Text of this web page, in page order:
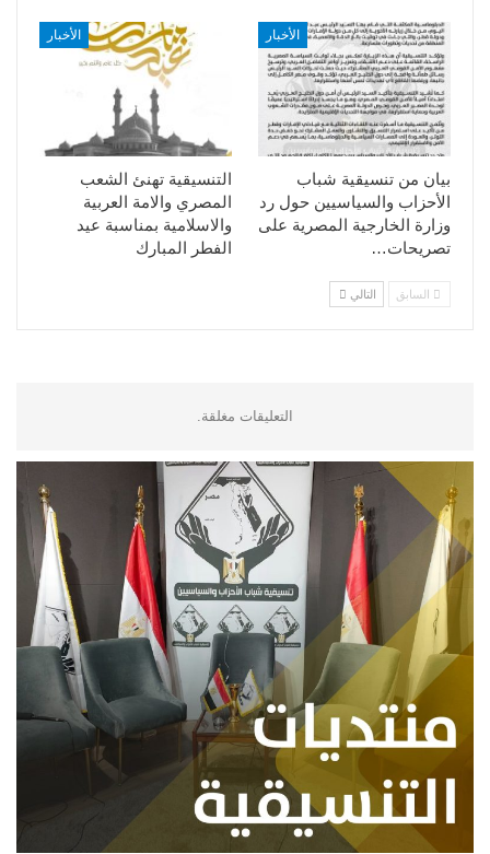
الأخبار
التنسيقية تهنئ الشعب
المصري والامة العربية
والاسلامية بمناسبة عيد
الفطر المبارك
الأخبار
بيان من تنسيقية شباب
الأحزاب والسياسيين حول رد
وزارة الخارجية المصرية على
تصريحات…
السابق التالي
التعليقات مغلقة.